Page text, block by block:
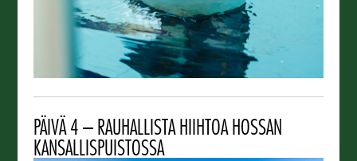
PÄIVÄ 4 – RAUHALLISTA HIIHTOA HOSSAN
KANSALLISPUISTOSSA